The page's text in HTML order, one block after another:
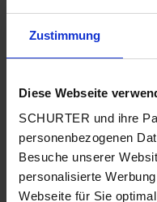
Zustimmung
Diese Webseite
SCHURTER und ihre
personenbezogenen
Besuche unserer
personalisierte
Webseite für Sie
Stadt*
Land*